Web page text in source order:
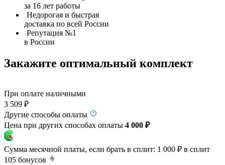
за 16 лет работы
Недорогая и быстрая
доставка по всей России
Репутация №1
в России
Закажите оптимальный комплект
При оплате наличными
3 509 ₽
Другие способы оплаты
Цена при других способах оплаты 4 000 ₽
Сумма месячной платы, если брать в сплит: 1 000 ₽ в сплит
105 бонусов